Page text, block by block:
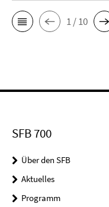
1 / 10
SFB 700
Über den SFB
Aktuelles
Programm